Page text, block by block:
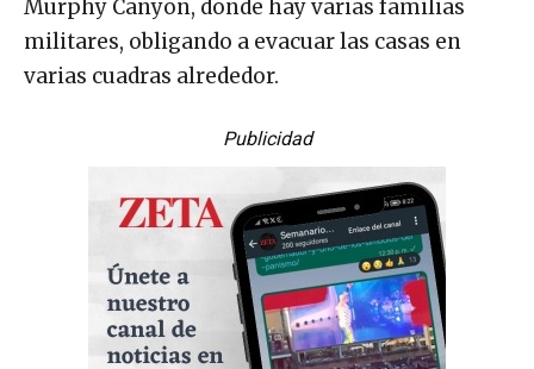
Murphy Canyon, donde hay varias familias
militares, obligando a evacuar las casas en
varias cuadras alrededor.
Publicidad